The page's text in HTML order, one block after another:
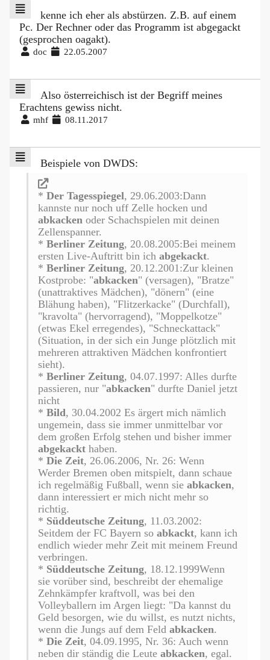
kenne ich eher als abstürzen. Z.B. auf einem
Pc. Der Rechner oder das Programm ist abgegackt
(gesprochen oagakt).
doc 22.05.2007
Also österreichisch ist der Begriff meines
Erachtens gewiss nicht.
mhf 08.11.2017
Beispiele von DWDS:
* Der Tagesspiegel, 29.06.2003:Dann
kannste nur noch uff Zelle hocken und
abkacken oder Schachspielen mit deinen
Zellenspanner.
* Berliner Zeitung, 20.08.2005:Bei meinem
ersten Live-Auftritt bin ich abgekackt.
* Berliner Zeitung, 20.12.2001:Zur kleinen
Kostprobe: "abkacken" (versagen), "Bratze"
(unattraktives Mädchen), "dönern" (eine
Blähung haben), "Flitzerkacke" (Durchfall),
"kravolta" (hervorragend), "Moppelkotze"
(etwas Ekel erregendes), "Schneckattack"
(Situation, in der sich ein Junge plötzlich mit
mehreren attraktiven Mädchen konfrontiert
sieht).
* Berliner Zeitung, 04.07.1997: Alles durfte
passieren, nur "abkacken" durfte Daniel jetzt
nicht
* Bild, 30.04.2002 Es ärgert mich nämlich
ungemein, dass sie immer unmittelbar vor
dem großen Erfolg stehen und bisher immer
abgekackt haben.
* Die Zeit, 26.06.2006, Nr. 26: Wenn
Werder Bremen oben mitspielt, dann schaue
ich regelmäßig Fußball, wenn sie abkacken,
dann interessiert er mich nicht mehr so
richtig.
* Süddeutsche Zeitung, 11.03.2002:
Seitdem der FC Bayern so abkackt, kann ich
endlich wieder mehr Zeit mit meinem Freund
verbringen.
* Süddeutsche Zeitung, 18.12.1999Wenn
sie vorüber sind, beschreibt der ehemalige
Zehnkämpfer kraftvoll, was bei den
Volleyballern im Argen liegt: "Da kannst du
Geld besorgen, wie du willst, es nutzt nichts,
wenn die Jungs auf dem Feld abkacken.
* Die Zeit, 04.09.1995, Nr. 36: Auch wenn
neben dir ständig die Leute abkacken, egal.